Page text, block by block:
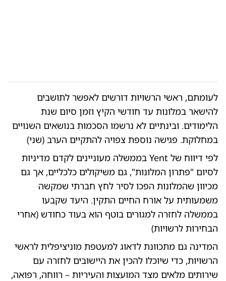
לעומתם, ראשי הרשויות דורשים לאפשר לתושבים
להישאר במלונות עד חודשי הקיץ וזמן סיום שנת
הלימודים. ובינתיים לא נרשמו הסכמות בנושאים השנויים
במחלוקת. פגישה נוספת צפויה להתקיים הערב (שני)
לפי דיווח של Yent בממשלה מעוניינים לקדם מדיניות
לסיום "פתרון המלונות", גם משיקולים כלכליים, אך גם
מכיוון שהמלונות הפכו לסיר לחץ חברתי שמקשה
משמעותית על אורח החיים התקין. היעד שקבעו
בממשלה לחזרה למגורים בוטף הוא בעוד כחודש (אחרי
הבחירות לרשויות)
המדינה גם מתכוונת לדאוג למעטפת מוניציפלית לראשי
הרשויות, כדי שיוכלו להכין את היישובים לחזרה עם
שירותים מלאים מצד המועצות והעיריות – רווחה, רפואה,